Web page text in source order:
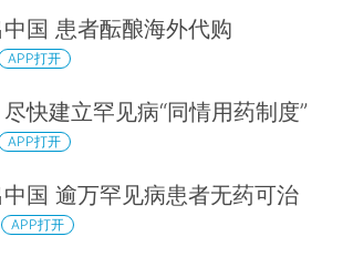
国 患者酝酿海外代购
APP打开
快建立罕见病“同情用药制度”
APP打开
国 逾万罕见病患者无药可治
APP打开